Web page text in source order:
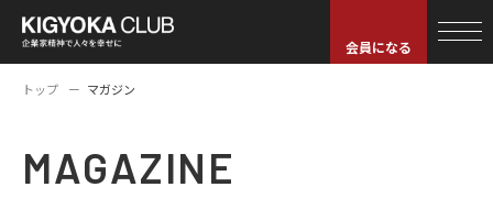
会員になる
トップ マガジン
MAGAZINE